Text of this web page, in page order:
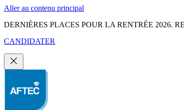
Aller au contenu principal
DERNIÈRES PLACES POUR LA RENTRÉE 2026.
CANDIDATER